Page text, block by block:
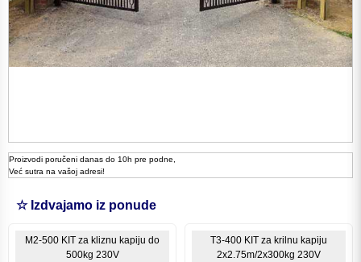
Proizvodi poručeni danas do 10h pre podne,
Već sutra na vašoj adresi!
☆ Izdvajamo iz ponude
M2-500 KIT za kliznu kapiju do
500kg 230V
T3-400 KIT za krilnu kapiju
2x2.75m/2x300kg 230V